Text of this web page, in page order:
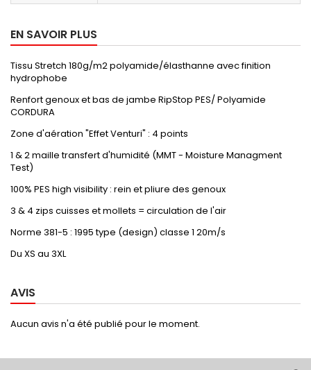
EN SAVOIR PLUS
Tissu Stretch 180g/m2 polyamide/élasthanne avec finition
hydrophobe
Renfort genoux et bas de jambe RipStop PES/ Polyamide
CORDURA
Zone d'aération "Effet Venturi" : 4 points
1 & 2 maille transfert d'humidité (MMT - Moisture Managment
Test)
100% PES high visibility : rein et pliure des genoux
3 & 4 zips cuisses et mollets = circulation de l'air
Norme 381-5 : 1995 type (design) classe 1 20m/s
Du XS au 3XL
AVIS
Aucun avis n'a été publié pour le moment.